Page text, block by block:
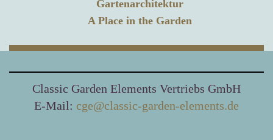
Gartenarchitektur
A Place in the Garden
Classic Garden Elements Vertriebs GmbH
E-Mail: cge@classic-garden-elements.de